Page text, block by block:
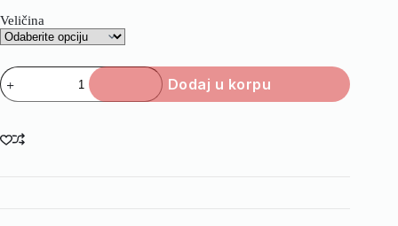
Veličina
Dodaj u korpu